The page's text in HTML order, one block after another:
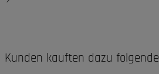
Kunden kauften dazu